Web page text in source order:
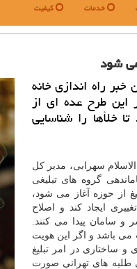
خدمات کیفیت
شود
راه اندازی خانه
این طرح عده ای از
خلأها را شناسایی
سهرابی، مدیر كل
گروه های تبلیغی
از حوزه آغاز می شود،
ایجاد كند و اصلاح
و سامان پیدا می كنند.
می باشد و اگر این هویت
ساختاری در امر تبلیغ
طلبه های تهرانی صورت